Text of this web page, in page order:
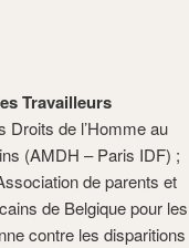
Travailleurs
Droits de l’Homme au
(AMDH – Paris IDF) ;
de parents et
de Belgique pour les
contre les disparitions